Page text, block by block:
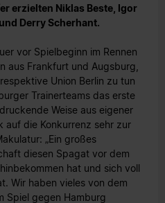
erzielten Niklas Beste, Igor
Derry Scherhant.
vor Spielbeginn im Rennen
aus Frankfurt und Augsburg,
Union Berlin zu tun
Trainerteams das erste
Weise aus eigener
auf die Konkurrenz sehr zur
„Ein großes
diesen Spagat vor dem
hat und sich voll
Wir haben vieles von dem
Spiel gegen Hamburg